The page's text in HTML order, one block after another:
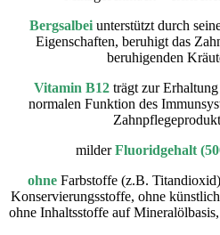
Bergsalbei unterstützt durch
Eigenschaften, beruhigt das
beruhigenden
Vitamin B12 trägt zur
normalen Funktion des
milderFluoridgehalt
ohne Farbstoffe (z.B. Titandioxid)
Konservierungsstoffe, ohne
ohne Inhaltsstoffe auf